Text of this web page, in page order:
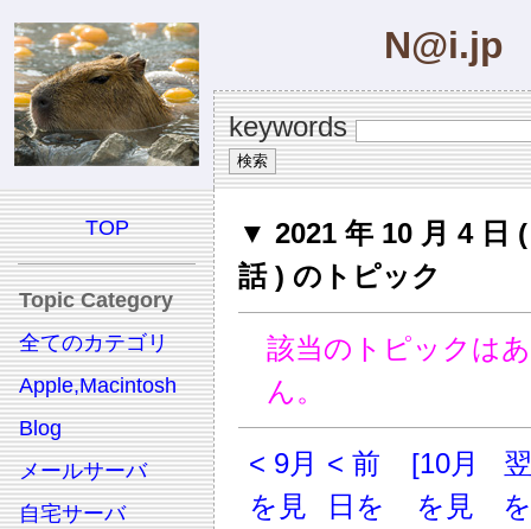
N@i.jp
keywords
TOP
Topic Category
全てのカテゴリ
Apple,Macintosh
Blog
メールサーバ
自宅サーバ
▼ 2021 年 10 月 4 日
話 ) のトピック
該当のトピックは
ん。
< 9月
を見
< 前
日を
[10月
を見